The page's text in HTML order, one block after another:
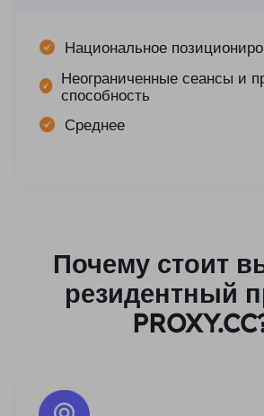
Национальное
Неограниченные сеансы и
способность
Среднее
Почему стоит
резидентный